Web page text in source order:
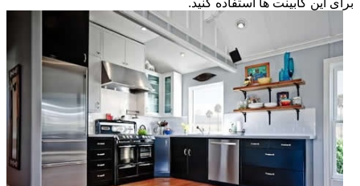
برای این کابینت ها استفاده کنید.